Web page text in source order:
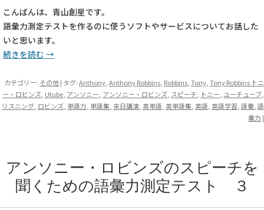
こんばんは、青山創星です。
語彙力測定テストを作るのに使うソフトやサービスについてお話した
いと思います。
続きを読む →
カテゴリー: その他| タグ:Anthony,Anthony Robbins, Robbins,Tony,Tony Robbins トニ
ー・ロビンズ, Utube, アンソニー, アンソニー・ロビンズ, スピーチ, トニー, ユーチューブ,
リスニング, ロビンズ,単語力,単語集,来日講演,英単語,英単語集,英語,英語学習,語彙,語
彙力 |
アンソニー・ロビンズのスピーチを
聞くための語彙力測定テスト ３